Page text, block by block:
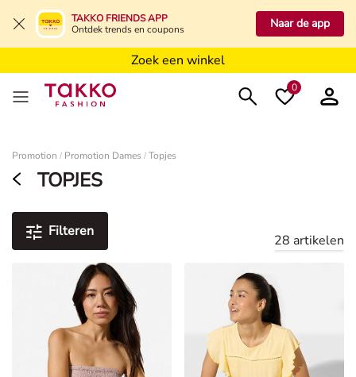
TAKKO FRIENDS APP
Ontdek trends en coupons
Naar de app
Zoek een winkel
Zoek een winkel
0
Promotion / Promotion Dames / Topjes
TOPJES
Filteren
28 artikelen